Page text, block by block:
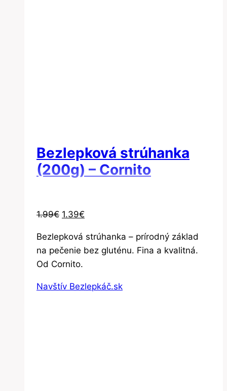
Bezlepková strúhanka
(200g) – Cornito
1.99€ Pôvodná
bola:
1.99€.
1.39€
je:
1.39€.
Bezlepková strúhanka – prírodný základ
na pečenie bez gluténu. Fina a kvalitná.
Od Cornito.
Navštív Bezlepkáč.sk